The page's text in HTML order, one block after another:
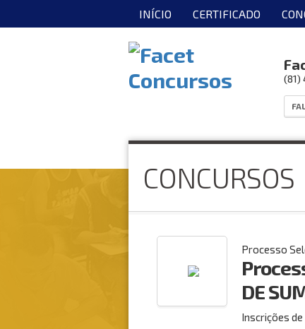
INÍCIO CERTIFICADO
(81)
CONCURSOS
Processo
DE
Inscrições de